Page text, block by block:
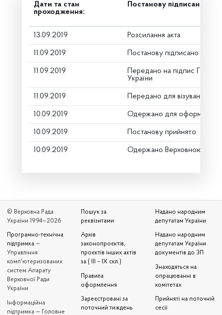
Дати та стан
проходження:
Постанову підписано
13.09.2019 Розсилання акта
11.09.2019 Постанову підписано
11.09.2019
Передано на підпис Голові
України
11.09.2019 Передано для візування в
10.09.2019 Одержано для оформлення
10.09.2019 Постанову прийнято
10.09.2019 Одержано Верховною
© Верховна Рада
України 1994—2026
Програмно-технічна
підтримка —
Управління
комп'ютеризованих
систем Апарату
Верховної Ради
України
Iнформаційна
підтримка — Головне
Пошук за
реквізитами
Архів
законопроєктів,
проєктів інших актів
за ( III – IX скл.)
Правила
оформлення
Зареєстровані за
поточний тиждень
Надано народним
депутатам України
Надано народним
депутатам України
документів до ЗП
Знаходяться на
опрацюванні в
комітетах
Прийняті на поточній
сесії